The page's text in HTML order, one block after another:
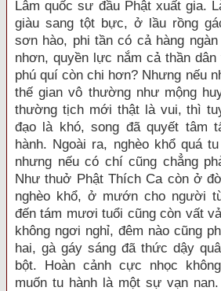
Lâm quốc sư đầu Phật xuất gia.
giàu sang tột bực, ở lầu rồng
sơn hào, phi tần có cả hàng
nhơn, quyền lực nắm cả thần
phú quí còn chi hơn? Nhưng nếu
thế gian vô thường như mộng
thường tịch mới thật là vui, thì
đạo là khó, song đã quyết tâm
hành. Ngoài ra, nghèo khổ quá
nhưng nếu có chí cũng chẳng
Như thuở Phật Thích Ca còn ở
nghèo khổ, ở mướn cho người
đến tám mươi tuổi cũng còn vất
không ngơi nghỉ, đêm nào cũng
hai, gà gáy sáng đã thức dậy
bột. Hoàn cảnh cực nhọc
muốn tu hành là một sự vạn